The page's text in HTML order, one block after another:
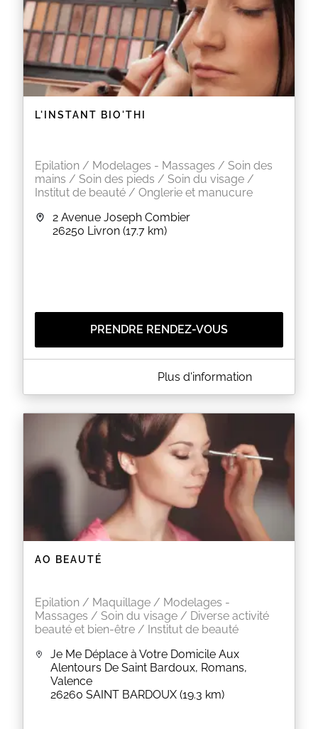
L'INSTANT BIO'THI
Epilation / Modelages - Massages / Soin des
mains / Soin des pieds / Soin du visage /
Institut de beauté / Onglerie et manucure
2 Avenue Joseph Combier
26250 Livron (17.7 km)
PRENDRE RENDEZ-VOUS
A PROPOS DE L'INSTANT BIO'THI
Vous avez besoin d’un moment de détente, d’un
vous à l’institut de beauté pour une ambiance
chaleureuse, souriante et reposante.
Vous êtes entre les mains d’une esthéticienne,
professionnelle de la beauté.
Venez découvrir une large gamme de produits Bio
et Naturels au sein de notre Salon de beauté
Nos produits aux textures variées et aux senteurs
délicates sont tous imaginés et fabriqués en France,
dans une démarche éthique et responsable.
Prestations Féminines uniquement
Les rendez-vous les mardis sont avec Charlène
EN SAVOIR PLUS
Plus d'information
AO BEAUTÉ
Epilation / Maquillage / Modelages -
Massages / Soin du visage / Diverse activité
beauté et bien-être / Institut de beauté
Je Me Déplace à Votre Domicile Aux
Alentours De Saint Bardoux, Romans,
Valence
26260 SAINT BARDOUX (19.3 km)